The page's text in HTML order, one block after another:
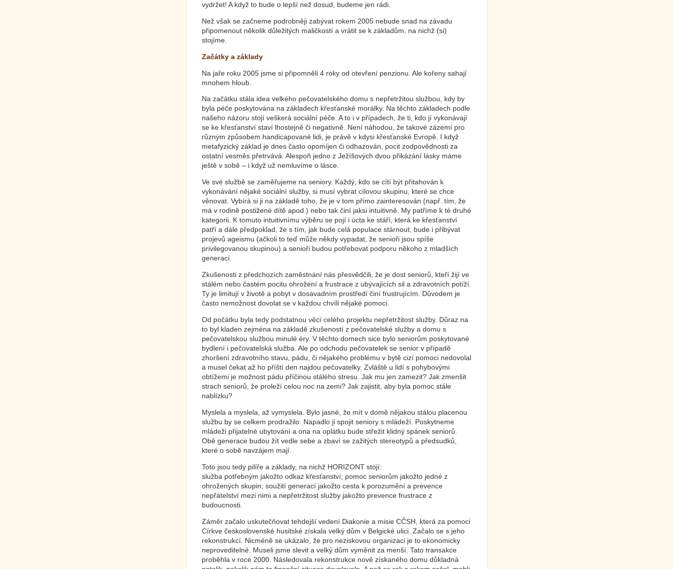
vydržet! A když to bude o lepší než dosud, budeme jen rádi.
Než však se začneme podrobněji zabývat rokem 2005 nebude snad na závadu
připomenout několik důležitých maličkostí a vrátit se k základům, na nichž (si)
stojíme.
Začátky a základy
Na jaře roku 2005 jsme si připomněli 4 roky od otevření penzionu. Ale kořeny sahají
mnohem hloub.
Na začátku stála idea velkého pečovatelského domu s nepřetržitou službou, kdy by
byla péče poskytována na základech křesťanské morálky. Na těchto základech podle
našeho názoru stojí veškerá sociální péče. A to i v případech, že ti, kdo jí vykonávají
se ke křesťanství staví lhostejně či negativně. Není náhodou, že takové zázemí pro
různým způsobem handicapované lidi, je právě v kdysi křesťanské Evropě. I když
metafyzický základ je dnes často opomíjen či odhazován, pocit zodpovědnosti za
ostatní vesměs přetrvává. Alespoň jedno z Ježíšových dvou přikázání lásky máme
ještě v sobě – i když už nemluvíme o lásce.
Ve své službě se zaměřujeme na seniory. Každý, kdo se cítí být přitahován k
vykonávání nějaké sociální služby, si musí vybrat cílovou skupinu, které se chce
věnovat. Vybírá si ji na základě toho, že je v tom přímo zainteresován (např. tím, že
má v rodině postižené dítě apod.) nebo tak činí jaksi intuitivně. My patříme k té druhé
kategorii. K tomuto intuitivnímu výběru se pojí i úcta ke stáří, která ke křesťanství
patří a dále předpoklad, že s tím, jak bude celá populace stárnout, bude i přibývat
projevů ageismu (ačkoli to teď může někdy vypadat, že senioři jsou spíše
privilegovanou skupinou) a senioři budou potřebovat podporu někoho z mladších
generací.
Zkušenosti z předchozích zaměstnání nás přesvědčili, že je dost seniorů, kteří žijí ve
stálém nebo častém pocitu ohrožení a frustrace z ubývajících sil a zdravotních potíží.
Ty je limitují v životě a pobyt v dosavadním prostředí činí frustrujícím. Důvodem je
často nemožnost dovolat se v každou chvíli nějaké pomoci.
Od počátku byla tedy podstatnou věcí celého projektu nepřetržitost služby. Důraz na
to byl kladen zejména na základě zkušeností z pečovatelské služby a domu s
pečovatelskou službou minulé éry. V těchto domech sice bylo seniorům poskytované
bydlení i pečovatelská služba. Ale po odchodu pečovatelek se senior v případě
zhoršení zdravotního stavu, pádu, či nějakého problému v bytě cizí pomoci nedovolal
a musel čekat až ho příští den najdou pečovatelky. Zvláště u lidí s pohybovými
obtížemi je možnost pádu příčinou stálého stresu. Jak mu jen zamezit? Jak zmenšit
strach seniorů, že proleží celou noc na zemi? Jak zajistit, aby byla pomoc stále
nablízku?
Myslela a myslela, až vymyslela. Bylo jasné, že mít v domě nějakou stálou placenou
službu by se celkem prodražilo. Napadlo ji spojit seniory s mládeží. Poskytneme
mládeži přijatelné ubytování a ona na oplátku bude střežit klidný spánek seniorů.
Obě generace budou žít vedle sebe a zbaví se zažitých stereotypů a předsudků,
které o sobě navzájem mají.
Toto jsou tedy pilíře a základy, na nichž HORIZONT stojí:
služba potřebným jakožto odkaz křesťanství; pomoc seniorům jakožto jedné z
ohrožených skupin; soužití generací jakožto cesta k porozumění a prevence
nepřátelství mezi nimi a nepřetržitost služby jakožto prevence frustrace z
budoucnosti.
Záměr začalo uskutečňovat tehdejší vedení Diakonie a misie CČSH, která za pomoci
Církve československé husitské získala velký dům v Belgické ulici. Začalo se s jeho
rekonstrukcí. Nicméně se ukázalo, že pro neziskovou organizaci je to ekonomicky
neproveditelné. Museli jsme slevit a velký dům vyměnit za menší. Tato transakce
proběhla v roce 2000. Následovala rekonstrukce nově získaného domu důkladná